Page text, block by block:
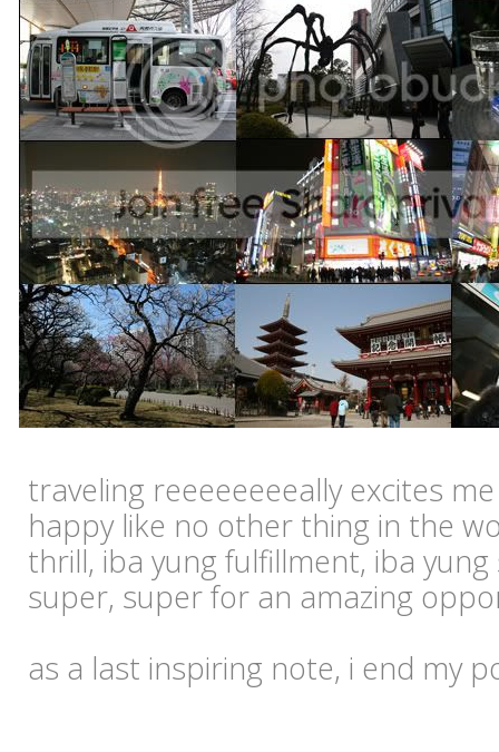
traveling reeeeeeeeally excites
happy like no other thing in the
thrill, iba yung fulfillment, iba yung
super, super for an amazing
as a last inspiring note, i end my